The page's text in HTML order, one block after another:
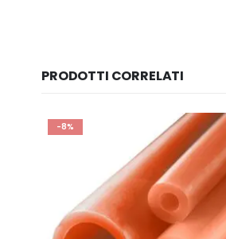
PRODOTTI CORRELATI
-8%